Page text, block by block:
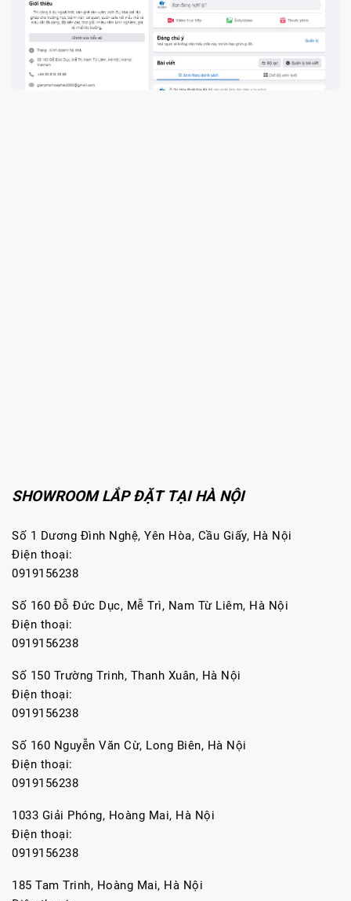
SHOWROOM LẮP ĐẶT TẠI HÀ NỘI
Số 1 Dương Đình Nghệ, Yên Hòa, Cầu Giấy, Hà Nội
Điện thoại:
0919156238
Số 160 Đỗ Đức Dục, Mễ Trì, Nam Từ Liêm, Hà Nội
Điện thoại:
0919156238
Số 150 Trường Trinh, Thanh Xuân, Hà Nội
Điện thoại:
0919156238
Số 160 Nguyễn Văn Cừ, Long Biên, Hà Nội
Điện thoại:
0919156238
1033 Giải Phóng, Hoàng Mai, Hà Nội
Điện thoại:
0919156238
185 Tam Trinh, Hoàng Mai, Hà Nội